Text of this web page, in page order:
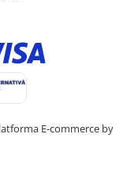
E-commerce by